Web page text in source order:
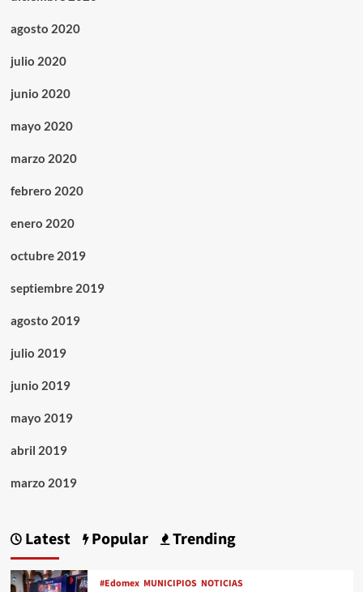
agosto 2020
julio 2020
junio 2020
mayo 2020
marzo 2020
febrero 2020
enero 2020
octubre 2019
septiembre 2019
agosto 2019
julio 2019
junio 2019
mayo 2019
abril 2019
marzo 2019
Latest Popular Trending
#Edomex MUNICIPIOS NOTICIAS